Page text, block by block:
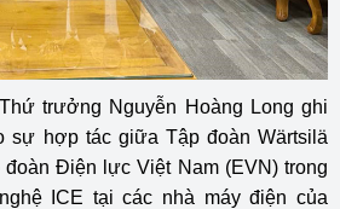
trưởng Nguyễn Hoàng Long ghi
sự hợp tác giữa Tập đoàn Wärtsilä
Điện lực Việt Nam (EVN) trong
ICE tại các nhà máy điện của